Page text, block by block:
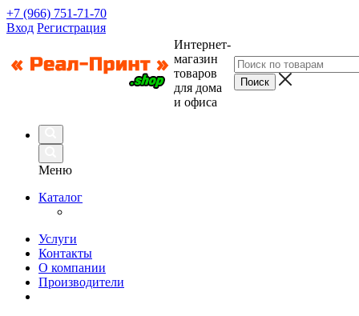
+7 (966) 751-71-70
Вход Регистрация
Интернет-
магазин
товаров
для дома
и офиса
Меню
Каталог
Услуги
Контакты
О компании
Производители